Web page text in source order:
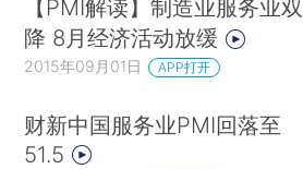
【PMI解读】制造业服务业双
降 8月经济活动放缓
2015年09月01日 APP打开
财新中国服务业PMI回落至
51.5